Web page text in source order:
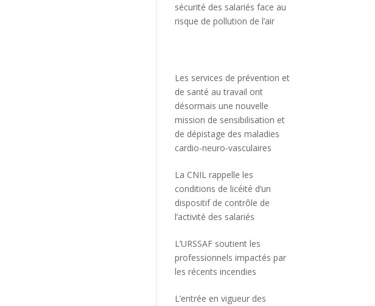
sécurité des salariés face au
risque de pollution de l’air
Les services de prévention et
de santé au travail ont
désormais une nouvelle
mission de sensibilisation et
de dépistage des maladies
cardio-neuro-vasculaires
La CNIL rappelle les
conditions de licéité d’un
dispositif de contrôle de
l’activité des salariés
L’URSSAF soutient les
professionnels impactés par
les récents incendies
L’entrée en vigueur des